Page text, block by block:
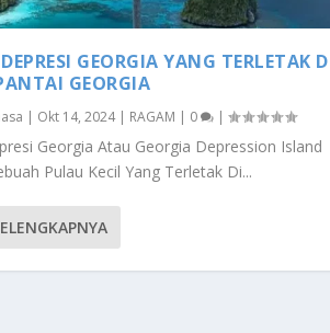
GEORGIA YANG TERLETAK
GEORGIA
| Okt 14, 2024| RAGAM | 0 |
Georgia Atau Georgia Depression Island
Pulau Kecil Yang Terletak Di...